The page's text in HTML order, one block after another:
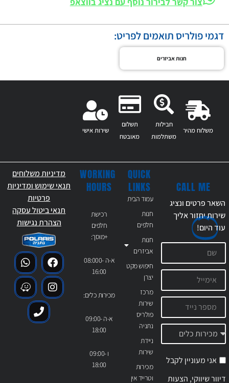
דגמי פולריס תואמים לפריט:
חנות אביזרים
משלוח מהיר
חבילות
משתלמות
תשלום
מאובטח
שירות אישי
QUICK
LINKS
עמוד הבית
חנות
חלפים
חנות
אביזרים
חיפוש מקט
יצרן
מרכז
שירות
פולריס
נתניה
ניידת
שירות
מכירות
וטרייד אין
WORKING
HOURS
רכישת
חלפים
+מוסך:
א-ה 08:000-
16:00
מכירות כלים:
א-ה 09:00-
18:00
ו 09:00-
18:00
CALL ME
השאר פרטים ונציג
שירות יחזור אליך
עודהיום!
אני מעוניין לקבל
דיוור שיווקי, הצעות
מדיניות משלוחים
תנאי שימוש ומדיניות
פרטיות
תנאי ביטול עסקה
הצהרת נגישות